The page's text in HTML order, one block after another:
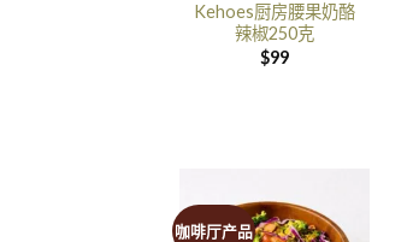
Kehoes厨房腰果奶酪
辣椒250克
$99
咖啡厅产品